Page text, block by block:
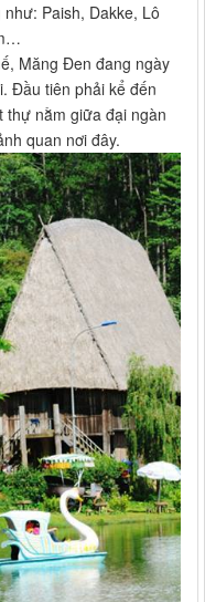
Paish, Dakke, Lô
Măng Đen đang ngày
Đầu tiên phải kể đến
thự nằm giữa đại ngàn
quan nơi đây.